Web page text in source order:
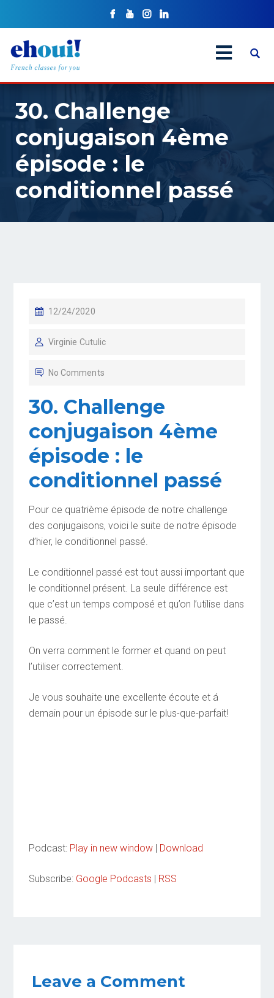
30. Challenge
conjugaison 4ème
épisode : le
conditionnel passé
P
S
O
N
12/24/2020
Virginie Cutulic
No Comments
30. Challenge
conjugaison 4ème
épisode : le
conditionnel passé
Pour ce quatrième épisode de notre challenge
des conjugaisons, voici le suite de notre épisode
d’hier, le conditionnel passé.
Le conditionnel passé est tout aussi important que
le conditionnel présent. La seule différence est
que c’est un temps composé et qu’on l’utilise dans
le passé.
On verra comment le former et quand on peut
l’utiliser correctement.
Je vous souhaite une excellente écoute et á
demain pour un épisode sur le plus-que-parfait!
Podcast: Play in new window | Download
Subscribe: Google Podcasts | RSS
Leave a Comment